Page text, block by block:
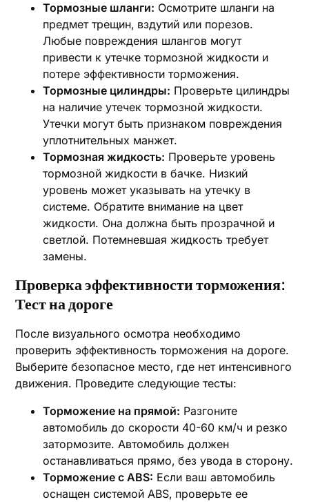
Тормозные шланги: Осмотрите шланги на
предмет трещин‚ вздутий или порезов.
Любые повреждения шлангов могут
привести к утечке тормозной жидкости и
потере эффективности торможения.
Тормозные цилиндры: Проверьте цилиндры
на наличие утечек тормозной жидкости.
Утечки могут быть признаком повреждения
уплотнительных манжет.
Тормозная жидкость: Проверьте уровень
тормозной жидкости в бачке. Низкий
уровень может указывать на утечку в
системе. Обратите внимание на цвет
жидкости. Она должна быть прозрачной и
светлой. Потемневшая жидкость требует
замены.
Проверка эффективности торможения:
Тест на дороге
После визуального осмотра необходимо
проверить эффективность торможения на дороге.
Выберите безопасное место‚ где нет интенсивного
движения. Проведите следующие тесты:
Торможение на прямой: Разгоните
автомобиль до скорости 40-60 км/ч и резко
затормозите. Автомобиль должен
останавливаться прямо‚ без увода в сторону.
Торможение с ABS: Если ваш автомобиль
оснащен системой ABS‚ проверьте ее